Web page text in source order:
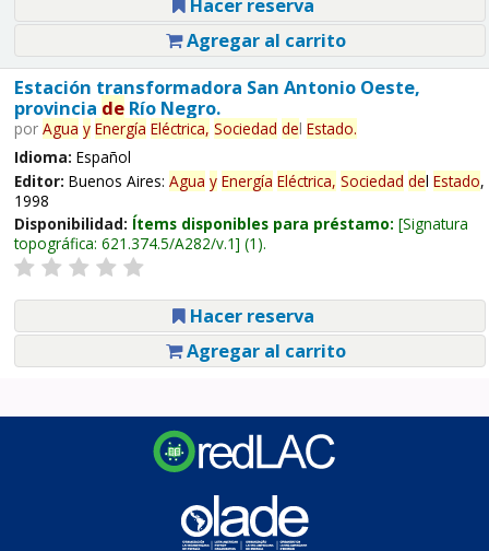
Agregar al carrito
Estación transformadora San Antonio Oeste,
provincia deRío Negro.
por Agua y Energía Eléctrica, Sociedad del Estado.
Idioma: Español
Editor: Buenos Aires: Agua y Energía Eléctrica, Sociedad del Estado,
1998
Disponibilidad: Ítems disponibles para préstamo: Signatura
topográfica: 621.374.5/A282/v.1 (1).
Hacer reserva
Agregar al carrito